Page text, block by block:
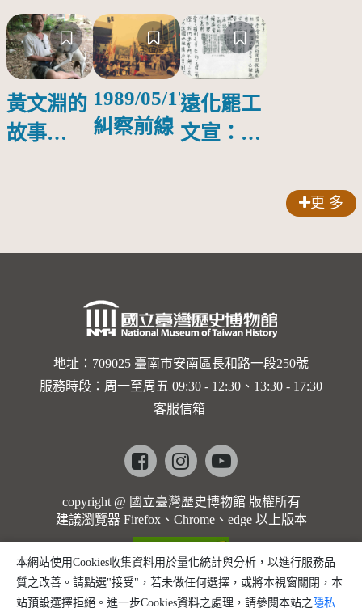
黃文淵的
故事
食
1989/05/17
糾察前線
遠化罷工
文宣：致
更 多
地址：709025 臺南市安南區長和路一段250號
服務時段：周一至周五 09:30 - 12:30、13:30 - 17:30
客服信箱
Facebookinstagramyoutube
copyright @ 國立臺灣歷史博物館 版權所有
建議瀏覽器 Firefox、Chrome、edge 以上版本
本網站使用Cookies收集資料用於量化統計與分析，以進行服務品
質之改善。請點選"接受"，若未做任何選擇，或將本視窗關閉，本
站預設選擇拒絕。進一步Cookies資料之處理，請參閱本站之 隱私